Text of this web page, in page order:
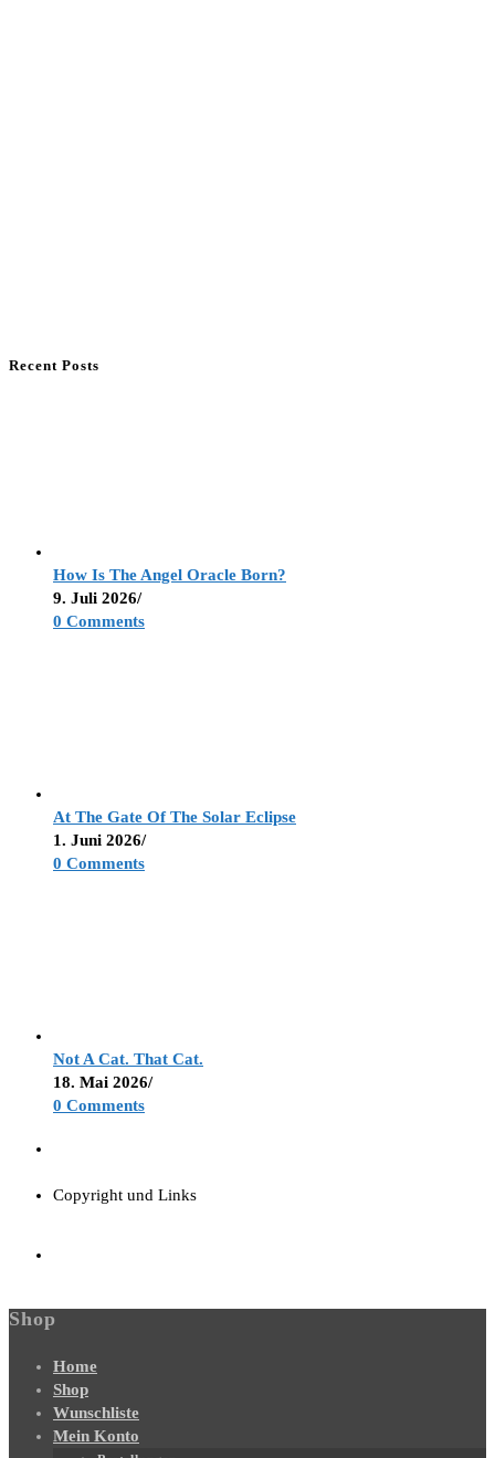
Recent Posts
How Is The Angel Oracle Born?
9. Juli 2026/
0 Comments
At The Gate Of The Solar Eclipse
1. Juni 2026/
0 Comments
Not A Cat. That Cat.
18. Mai 2026/
0 Comments
Copyright und Links
Shop
Home
Shop
Wunschliste
Mein Konto